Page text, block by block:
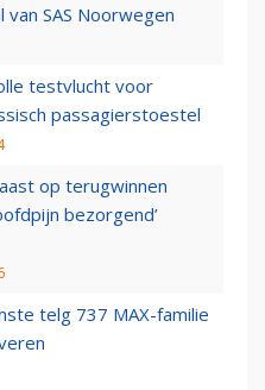
SAS Noorwegen
testvlucht voor
passagierstoestel
op terugwinnen
bezorgend’
telg 737 MAX-familie